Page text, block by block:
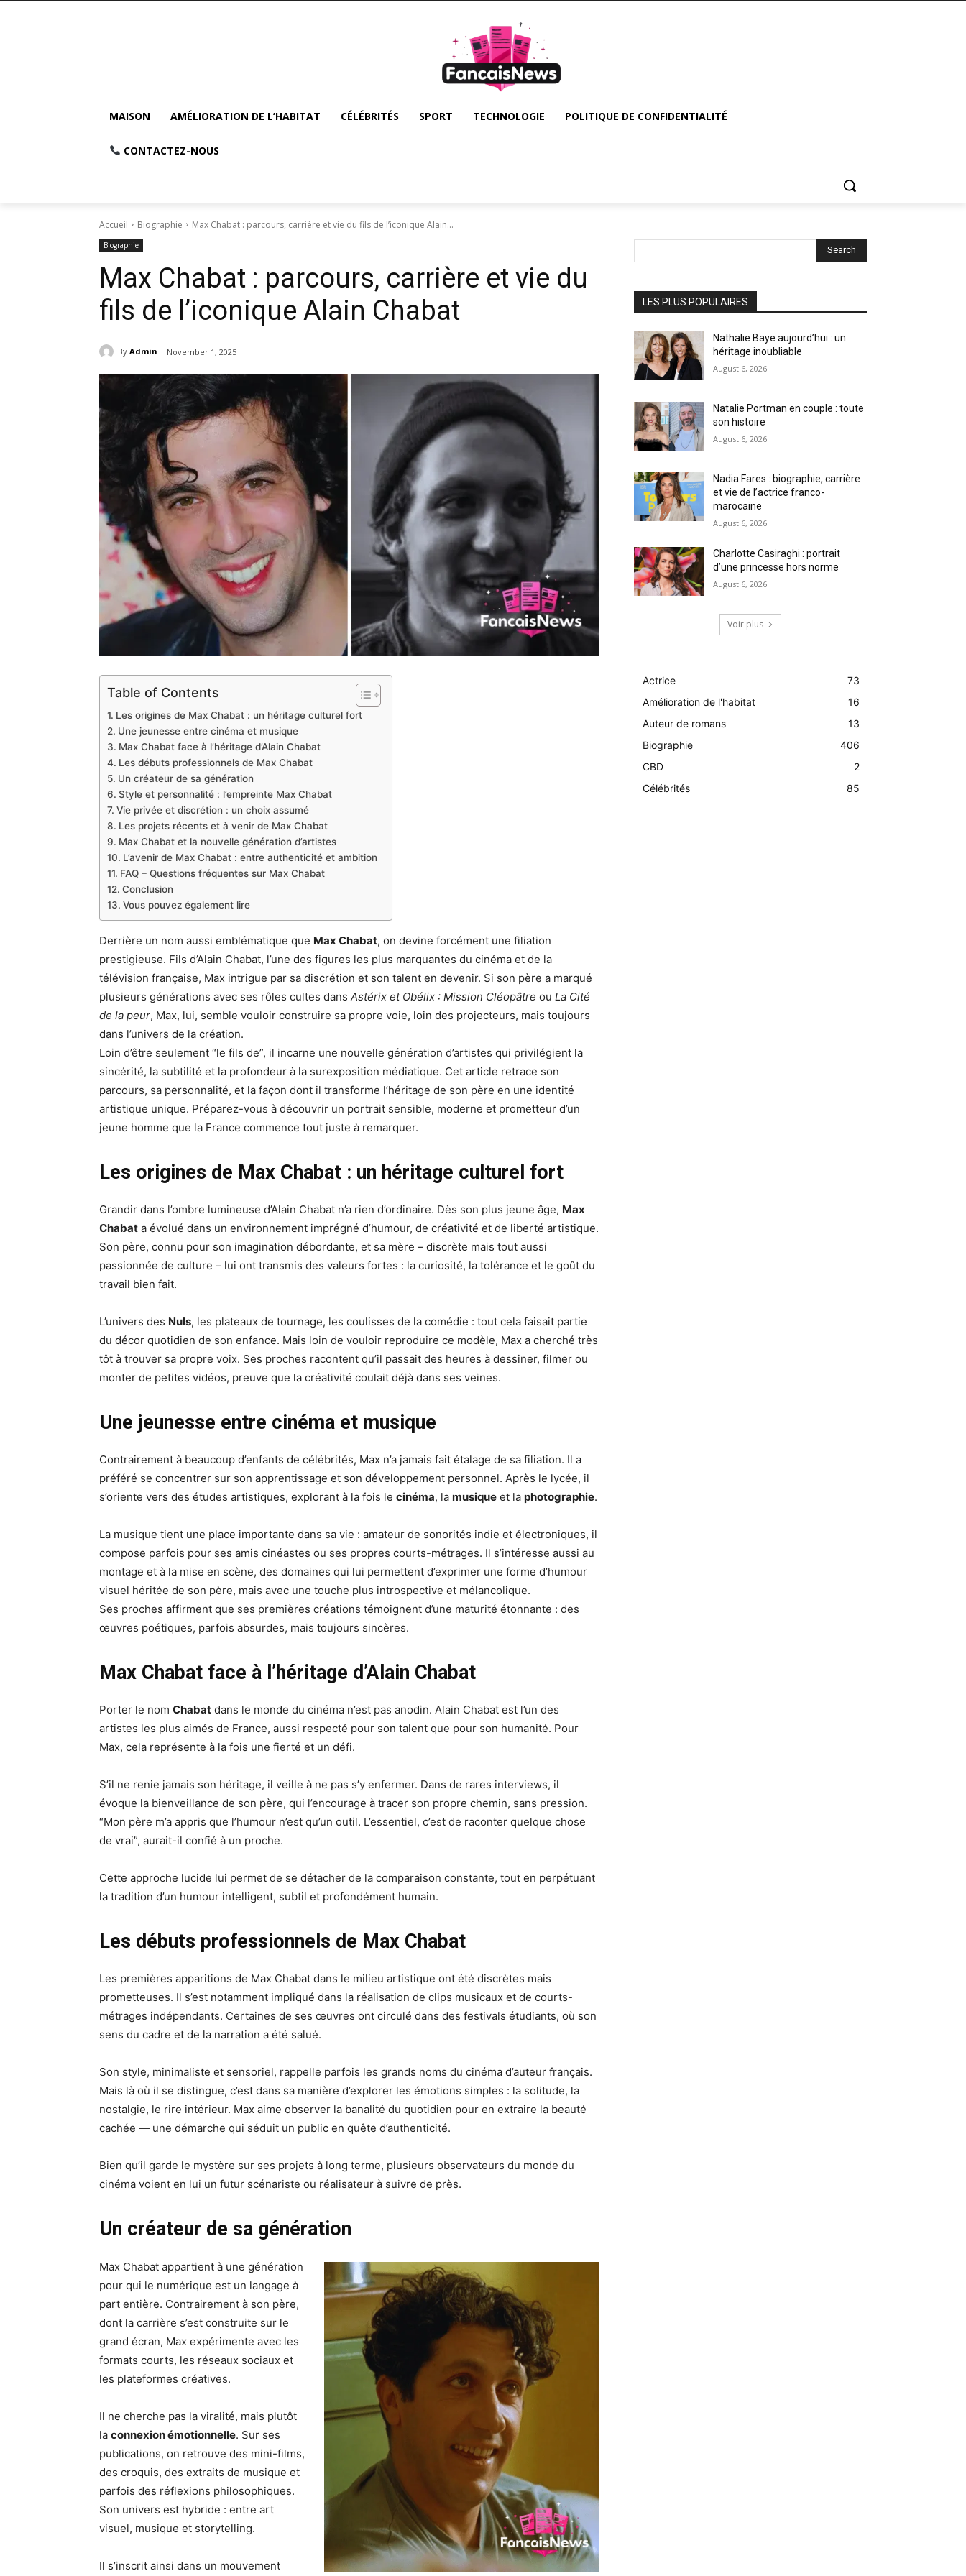
MAISON AMÉLIORATION DE L’HABITAT CÉLÉBRITÉS SPORT TECHNOLOGIE POLITIQUE DE CONFIDENTIALITÉ
CONTACTEZ-NOUS
Accueil Biographie Max Chabat : parcours, carrière et vie du fils de l’iconique Alain...
Biographie
Max Chabat : parcours, carrière et vie du
fils de l’iconique Alain Chabat
By Admin November 1, 2025
Table of Contents
Les origines de Max Chabat : un héritage culturel fort
Une jeunesse entre cinéma et musique
Max Chabat face à l’héritage d’Alain Chabat
Les débuts professionnels de Max Chabat
Un créateur de sa génération
Style et personnalité : l’empreinte Max Chabat
Vie privée et discrétion : un choix assumé
Les projets récents et à venir de Max Chabat
Max Chabat et la nouvelle génération d’artistes
L’avenir de Max Chabat : entre authenticité et ambition
FAQ – Questions fréquentes sur Max Chabat
Conclusion
Vous pouvez également lire
Derrière un nom aussi emblématique que Max Chabat, on devine forcément une filiation
prestigieuse. Fils d’Alain Chabat, l’une des figures les plus marquantes du cinéma et de la
télévision française, Max intrigue par sa discrétion et son talent en devenir. Si son père a marqué
plusieurs générations avec ses rôles cultes dans Astérix et Obélix : Mission Cléopâtre ou La Cité
de la peur, Max, lui, semble vouloir construire sa propre voie, loin des projecteurs, mais toujours
dans l’univers de la création.
Loin d’être seulement “le fils de”, il incarne une nouvelle génération d’artistes qui privilégient la
sincérité, la subtilité et la profondeur à la surexposition médiatique. Cet article retrace son
parcours, sa personnalité, et la façon dont il transforme l’héritage de son père en une identité
artistique unique. Préparez-vous à découvrir un portrait sensible, moderne et prometteur d’un
jeune homme que la France commence tout juste à remarquer.
Les origines de Max Chabat : un héritage culturel fort
Grandir dans l’ombre lumineuse d’Alain Chabat n’a rien d’ordinaire. Dès son plus jeune âge, Max
Chabat a évolué dans un environnement imprégné d’humour, de créativité et de liberté artistique.
Son père, connu pour son imagination débordante, et sa mère – discrète mais tout aussi
passionnée de culture – lui ont transmis des valeurs fortes : la curiosité, la tolérance et le goût du
travail bien fait.
L’univers des Nuls, les plateaux de tournage, les coulisses de la comédie : tout cela faisait partie
du décor quotidien de son enfance. Mais loin de vouloir reproduire ce modèle, Max a cherché très
tôt à trouver sa propre voix. Ses proches racontent qu’il passait des heures à dessiner, filmer ou
monter de petites vidéos, preuve que la créativité coulait déjà dans ses veines.
Une jeunesse entre cinéma et musique
Contrairement à beaucoup d’enfants de célébrités, Max n’a jamais fait étalage de sa filiation. Il a
préféré se concentrer sur son apprentissage et son développement personnel. Après le lycée, il
s’oriente vers des études artistiques, explorant à la fois le cinéma, la musique et la photographie.
La musique tient une place importante dans sa vie : amateur de sonorités indie et électroniques, il
compose parfois pour ses amis cinéastes ou ses propres courts-métrages. Il s’intéresse aussi au
montage et à la mise en scène, des domaines qui lui permettent d’exprimer une forme d’humour
visuel héritée de son père, mais avec une touche plus introspective et mélancolique.
Ses proches affirment que ses premières créations témoignent d’une maturité étonnante : des
œuvres poétiques, parfois absurdes, mais toujours sincères.
Max Chabat face à l’héritage d’Alain Chabat
Porter le nom Chabat dans le monde du cinéma n’est pas anodin. Alain Chabat est l’un des
artistes les plus aimés de France, aussi respecté pour son talent que pour son humanité. Pour
Max, cela représente à la fois une fierté et un défi.
S’il ne renie jamais son héritage, il veille à ne pas s’y enfermer. Dans de rares interviews, il
évoque la bienveillance de son père, qui l’encourage à tracer son propre chemin, sans pression.
“Mon père m’a appris que l’humour n’est qu’un outil. L’essentiel, c’est de raconter quelque chose
de vrai”, aurait-il confié à un proche.
Cette approche lucide lui permet de se détacher de la comparaison constante, tout en perpétuant
la tradition d’un humour intelligent, subtil et profondément humain.
Les débuts professionnels de Max Chabat
Les premières apparitions de Max Chabat dans le milieu artistique ont été discrètes mais
prometteuses. Il s’est notamment impliqué dans la réalisation de clips musicaux et de courts-
métrages indépendants. Certaines de ses œuvres ont circulé dans des festivals étudiants, où son
sens du cadre et de la narration a été salué.
Son style, minimaliste et sensoriel, rappelle parfois les grands noms du cinéma d’auteur français.
Mais là où il se distingue, c’est dans sa manière d’explorer les émotions simples : la solitude, la
nostalgie, le rire intérieur. Max aime observer la banalité du quotidien pour en extraire la beauté
cachée — une démarche qui séduit un public en quête d’authenticité.
Bien qu’il garde le mystère sur ses projets à long terme, plusieurs observateurs du monde du
cinéma voient en lui un futur scénariste ou réalisateur à suivre de près.
Un créateur de sa génération
Max Chabat appartient à une génération
pour qui le numérique est un langage à
part entière. Contrairement à son père,
dont la carrière s’est construite sur le
grand écran, Max expérimente avec les
formats courts, les réseaux sociaux et
les plateformes créatives.
Il ne cherche pas la viralité, mais plutôt
la connexion émotionnelle. Sur ses
publications, on retrouve des mini-films,
des croquis, des extraits de musique et
parfois des réflexions philosophiques.
Son univers est hybride : entre art
visuel, musique et storytelling.
Il s’inscrit ainsi dans un mouvement
Search
LES PLUS POPULAIRES
Nathalie Baye aujourd’hui : un
héritage inoubliable
August 6, 2026
Natalie Portman en couple : toute
son histoire
August 6, 2026
Nadia Fares : biographie, carrière
et vie de l’actrice franco-
marocaine
August 6, 2026
Charlotte Casiraghi : portrait
d’une princesse hors norme
August 6, 2026
Voir plus
Actrice
73
Amélioration de l'habitat
16
Auteur de romans
13
Biographie
406
CBD
2
Célébrités
85